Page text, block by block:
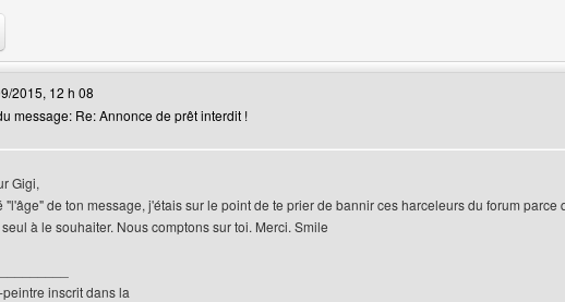
le site web de l'utilisateur: gif-transparent
2015, 12 h 08
message: Re: Annonce de prêt interdit !
Gigi,
"l'âge" de ton message, j'étais sur le point de te prier de bannir ces harceleurs du forum
à le souhaiter. Nous comptons sur toi. Merci. Smile
peintre inscrit dans la